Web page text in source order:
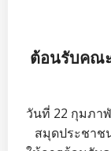
ต้อนรับคณ
วันที่ 22 กุมภา
สมุดประชาช